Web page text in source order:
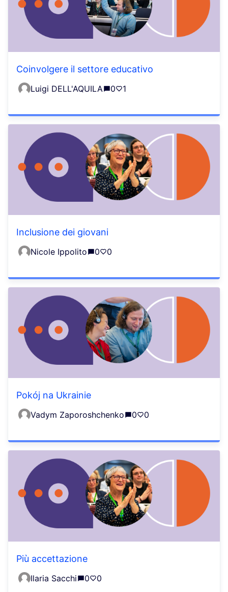
Coinvolgere il settore educativo
Luigi DELL'AQUILA 0 1
Inclusione dei giovani
Nicole Ippolito 0 0
Pokój na Ukrainie
Vadym Zaporoshchenko 0 0
Più accettazione
Ilaria Sacchi 0 0